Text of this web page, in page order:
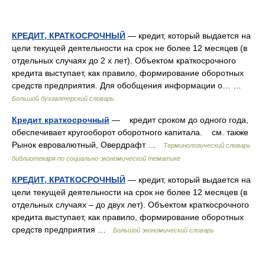
КРЕДИТ, КРАТКОСРОЧНЫЙ — кредит, который выдается на
цели текущей деятельности на срок не более 12 месяцев (в
отдельных случаях до 2 х лет). Объектом краткосрочного
кредита выступает, как правило, формирование оборотных
средств предприятия. Для обобщения информации о… …
Большой бухгалтерский словарь
Кредит краткосрочный — кредит сроком до одного года,
обеспечивает кругооборот оборотного капитала. см. также
Рынок евровалютный, Овердрафт …
Терминологический словарь
библиотекаря по социально-экономической тематике
КРЕДИТ, КРАТКОСРОЧНЫЙ — кредит, который выдается на
цели текущей деятельности на срок не более 12 месяцев (в
отдельных случаях – до двух лет). Объектом краткосрочного
кредита выступает, как правило, формирование оборотных
средств предприятия …
Большой экономический словарь